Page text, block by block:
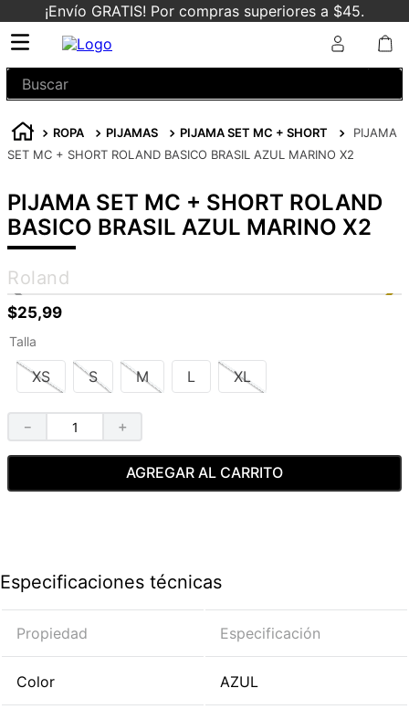
¡Envío GRATIS! Por compras superiores a $45.
Buscar
ROPA PIJAMAS PIJAMA SET MC + SHORT
PIJAMA
SET MC + SHORT ROLAND BASICO BRASIL AZUL MARINO X2
PIJAMA SET MC + SHORT ROLAND
BASICO BRASIL AZUL MARINO X2
Roland
$25,99
Talla
XS S M L XL
＋
－
AGREGAR AL CARRITO
Especificaciones técnicas
Propiedad Especificación
Color AZUL